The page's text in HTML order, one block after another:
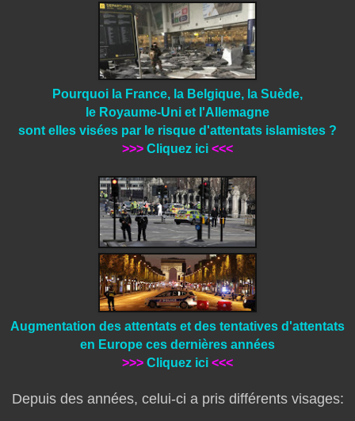
Pourquoi la France, la Belgique, la Suède,
le Royaume-Uni et l'Allemagne
sont elles visées par le risque d'attentats islamistes ?
>>> Cliquez ici <<<
Augmentation des attentats et des tentatives d'attentats
en Europe ces dernières années
>>> Cliquez ici <<<
Depuis des années, celui-ci a pris différents visages: